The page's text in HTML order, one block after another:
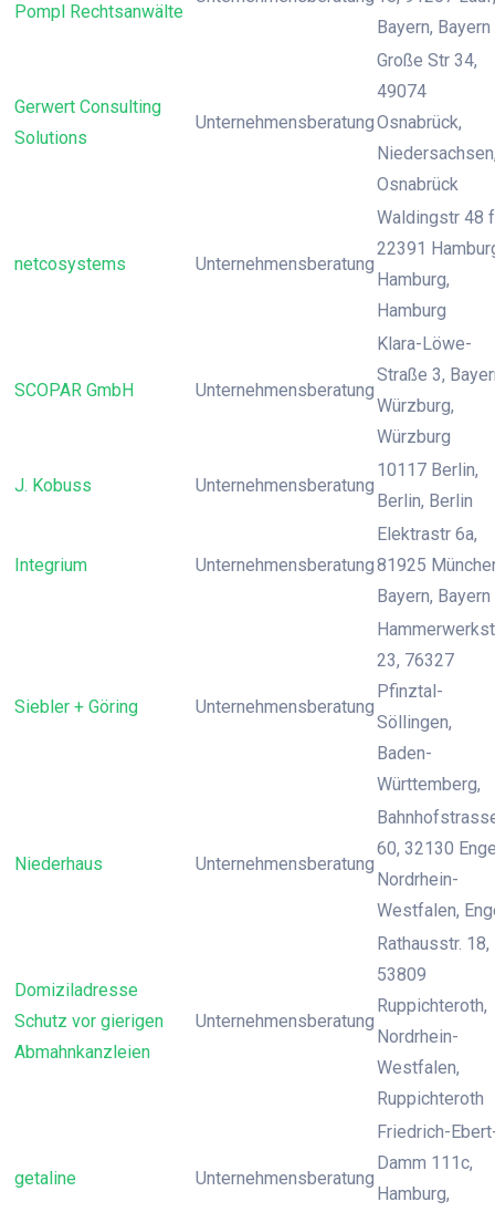
Pompl Rechtsanwälte
Bayern, Bayern
Gerwert Consulting
Solutions
Unternehmensberatung
Große Str 34,
49074
Osnabrück,
Osnabrück
netcosystems Unternehmensberatung
Waldingstr 48
22391
Hamburg,
Hamburg
SCOPAR GmbH Unternehmensberatung
Klara-Löwe-
Straße 3,
Würzburg,
Würzburg
J. Kobuss Unternehmensberatung
10117 Berlin,
Berlin, Berlin
Integrium Unternehmensberatung
Elektrastr 6a,
81925
Bayern, Bayern
Siebler + Göring Unternehmensberatung
23, 76327
Pfinztal-
Söllingen,
Baden-
Württemberg,
Niederhaus Unternehmensberatung
60, 32130
Nordrhein-
Westfalen,
Domiziladresse
Schutz vor gierigen
Abmahnkanzleien
Unternehmensberatung
Rathausstr. 18,
53809
Ruppichteroth,
Nordrhein-
Westfalen,
Ruppichteroth
getaline Unternehmensberatung
Friedrich-
Damm 111c,
Hamburg,